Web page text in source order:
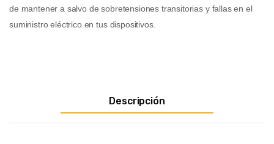
de mantener a salvo de sobretensiones transitorias y fallas en el
suministro eléctrico en tus dispositivos.
Descripción